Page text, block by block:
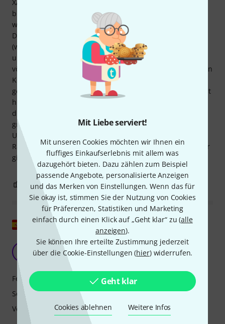
Mit Liebe serviert!
Mit unseren Cookies möchten wir Ihnen ein
fluffiges Einkaufserlebnis mit allem was
dazugehört bieten. Dazu zählen zum Beispiel
passende Angebote, personalisierte Anzeigen
und das Merken von Einstellungen. Wenn das für
Sie okay ist, stimmen Sie der Nutzung von Cookies
für Präferenzen, Statistiken und Marketing
einfach durch einen Klick auf „Geht klar“ zu (alle
anzeigen).
Sie können Ihre erteilte Zustimmung jederzeit
über die Cookie-Einstellungen (hier) widerrufen.
Geht klar
Cookies ablehnen Weitere Infos
XAir-Mischpult verwendet wird. Die Lautsprecher kamen
bisher nur wenige Male zum Einsatz. Ihre Feuertaufe – im
wahrsten Sinne des Wortes – fand statt, als ein bekanntes
Duo die Schule besuchte. Sie funktionierten als PA-Anlage
(wir spielten zwei Lieder, eine Akustikgitarre, eine Violine
und ein Klavier) und waren für eine mittelgroße Turnhalle
völlig ausreichend. Die Lautsprecher haben einen neutralen
Klang, die Höhen sind wirklich brillant, und unten war
genügend Platz für die erwähnte Kombination. Natürlich ist
hier ein gutes Verhältnis gefragt, denn schließlich reichen
diese Lautsprecher allein nicht aus, um eine Rockband zu
gründen. Vielseitige Bedienelemente und Funktionen,
Ultranet, zwei analoge Eingänge, Neigungswinkel im
Rackeinbau, kompakte Größe, ausreichend Leistung. Bisher
gibt es nichts zu beanstanden.
0 BEWERTUNG MELDEN
Original zeigen
Spektakuläre Leistung
Dj 4444 02.10.2024
Features
Sound
Verarbeitung